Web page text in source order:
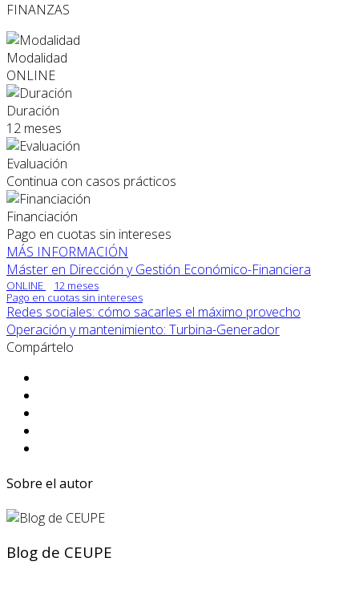
FINANZAS
Modalidad
ONLINE
Duración
12 meses
Evaluación
Continua con casos prácticos
Financiación
Pago en cuotas sin intereses
MÁS INFORMACIÓN
Máster en Dirección y Gestión Económico-Financiera
ONLINE
12 meses
Pago en cuotas sin intereses
Redes sociales: cómo sacarles el máximo provecho
Operación y mantenimiento: Turbina-Generador
Compártelo
Sobre el autor
Blog de CEUPE